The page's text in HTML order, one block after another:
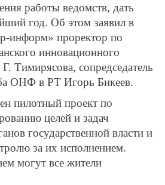
работы ведомств, дать
год. Об этом заявил в
информ» проректор по
инновационного
Тимирясова, сопредседатель
ОНФ в РТ Игорь Бикеев.
пилотный проект по
целей и задач
государственной власти и
за их исполнением.
могут все жители